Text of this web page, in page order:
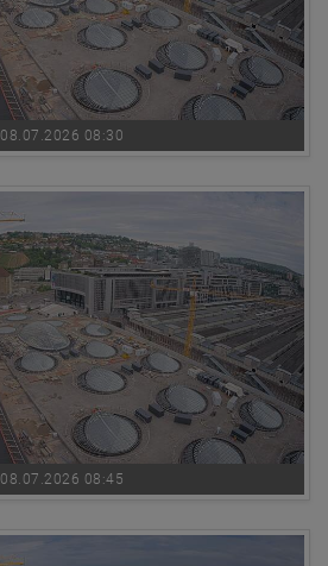
08.07.2026 08:30
08.07.2026 08:45